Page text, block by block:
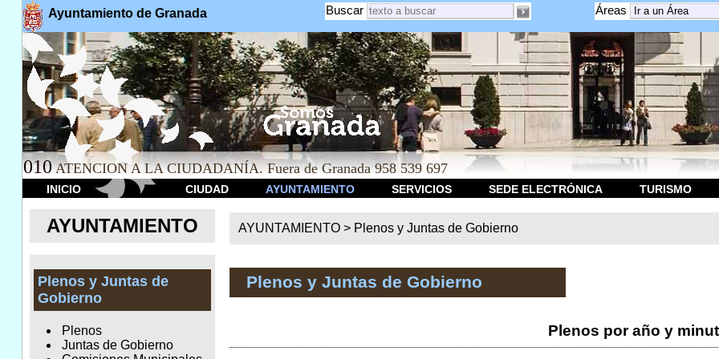
Ayuntamiento de Granada Áreas
Buscar
010 ATENCION A LA CIUDADANÍA. Fuera de Granada 958 539 697
INICIO CIUDAD AYUNTAMIENTO SERVICIOS SEDE ELECTRÓNICA TURISMO
AYUNTAMIENTO
Plenos y Juntas de
Gobierno
Plenos
Juntas de Gobierno
AYUNTAMIENTO > Plenos y Juntas de Gobierno
Plenos y Juntas de Gobierno
Plenos por año y